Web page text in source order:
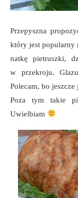
Przepyszna
który jest popularny
natkę pietruszki,
w przekroju.
Polecam, bo
Poza tym takie
Uwielbiam